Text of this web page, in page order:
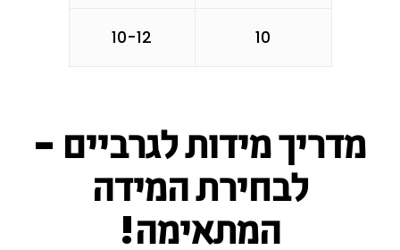
10
10-12
מדריך מידות לגרביים -
לבחירת המידה
המתאימה!